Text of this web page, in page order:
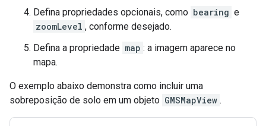
Defina propriedades opcionais, como bearing e
zoomLevel , conforme desejado.
Defina a propriedade map : a imagem aparece no
mapa.
O exemplo abaixo demonstra como incluir uma
sobreposição de solo em um objeto GMSMapView .